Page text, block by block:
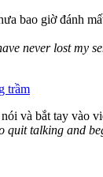
bao giờ đánh
never lost my
trầm
và bắt tay vào
quit talking and